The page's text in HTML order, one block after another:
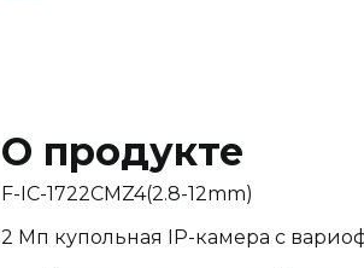
О продукте
F-IC-1722CMZ4(2.8-12mm)
2 Мп купольная IP-камера с